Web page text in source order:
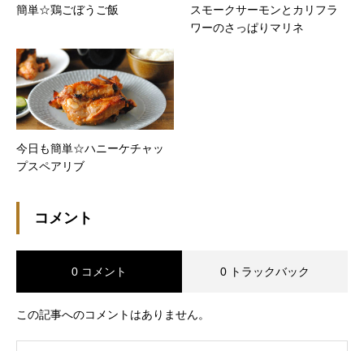
簡単☆鶏ごぼうご飯
スモークサーモンとカリフラ
ワーのさっぱりマリネ
今日も簡単☆ハニーケチャッ
プスペアリブ
コメント
0 コメント 0 トラックバック
この記事へのコメントはありません。